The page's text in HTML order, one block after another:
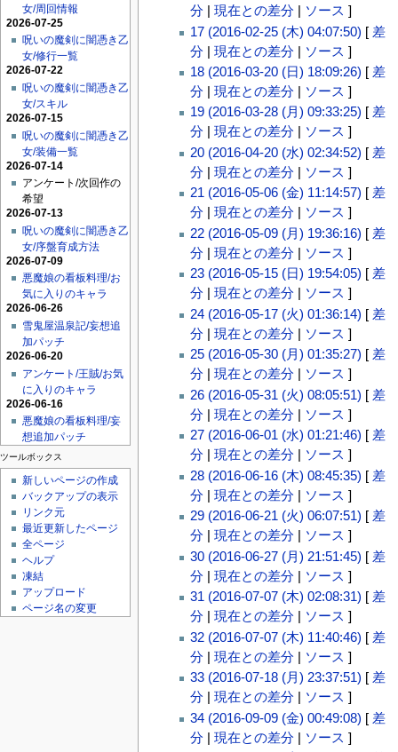
女/周回情報
2026-07-25
呪いの魔剣に闇憑き乙
女/修行一覧
2026-07-22
呪いの魔剣に闇憑き乙
女/スキル
2026-07-15
呪いの魔剣に闇憑き乙
女/装備一覧
2026-07-14
アンケート/次回作の
希望
2026-07-13
呪いの魔剣に闇憑き乙
女/序盤育成方法
2026-07-09
悪魔娘の看板料理/お
気に入りのキャラ
2026-06-26
雪鬼屋温泉記/妄想追
加パッチ
2026-06-20
アンケート/王賊/お気
に入りのキャラ
2026-06-16
悪魔娘の看板料理/妄
想追加パッチ
ツールボックス
新しいページの作成
バックアップの表示
リンク元
最近更新したページ
全ページ
ヘルプ
凍結
アップロード
ページ名の変更
分| 現在との差分| ソース ]
17 (2016-02-25 (木) 04:07:50) [ 差
分| 現在との差分| ソース ]
18 (2016-03-20 (日) 18:09:26) [ 差
分| 現在との差分| ソース ]
19 (2016-03-28 (月) 09:33:25) [ 差
分| 現在との差分| ソース ]
20 (2016-04-20 (水) 02:34:52) [ 差
分| 現在との差分| ソース ]
21 (2016-05-06 (金) 11:14:57) [ 差
分| 現在との差分| ソース ]
22 (2016-05-09 (月) 19:36:16) [ 差
分| 現在との差分| ソース ]
23 (2016-05-15 (日) 19:54:05) [ 差
分| 現在との差分| ソース ]
24 (2016-05-17 (火) 01:36:14) [ 差
分| 現在との差分| ソース ]
25 (2016-05-30 (月) 01:35:27) [ 差
分| 現在との差分| ソース ]
26 (2016-05-31 (火) 08:05:51) [ 差
分| 現在との差分| ソース ]
27 (2016-06-01 (水) 01:21:46) [ 差
分| 現在との差分| ソース ]
28 (2016-06-16 (木) 08:45:35) [ 差
分| 現在との差分| ソース ]
29 (2016-06-21 (火) 06:07:51) [ 差
分| 現在との差分| ソース ]
30 (2016-06-27 (月) 21:51:45) [ 差
分| 現在との差分| ソース ]
31 (2016-07-07 (木) 02:08:31) [ 差
分| 現在との差分| ソース ]
32 (2016-07-07 (木) 11:40:46) [ 差
分| 現在との差分| ソース ]
33 (2016-07-18 (月) 23:37:51) [ 差
分| 現在との差分| ソース ]
34 (2016-09-09 (金) 00:49:08) [ 差
分| 現在との差分| ソース ]